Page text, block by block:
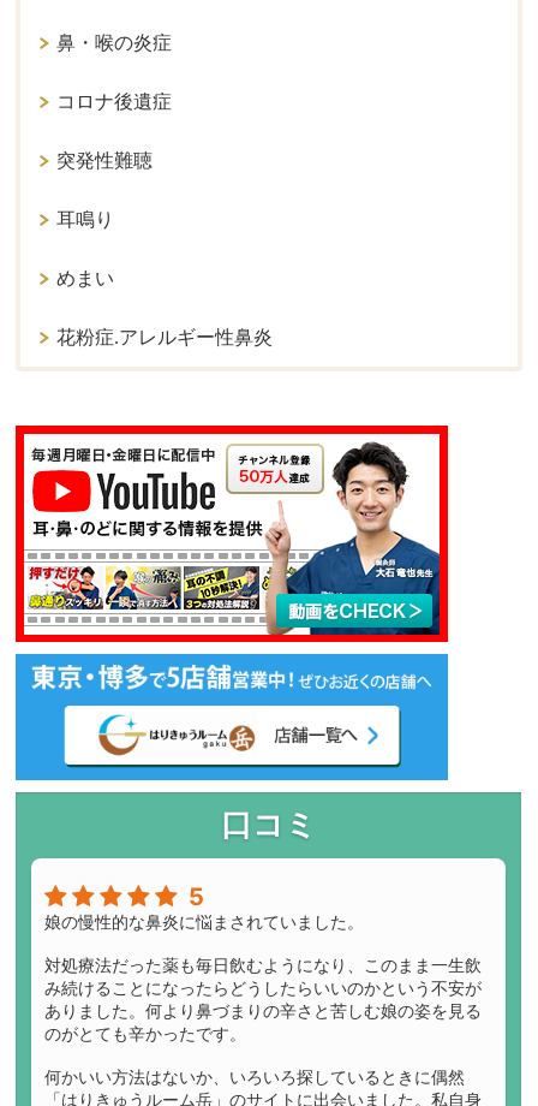
鼻・喉の炎症
コロナ後遺症
突発性難聴
耳鳴り
めまい
花粉症.アレルギー性鼻炎